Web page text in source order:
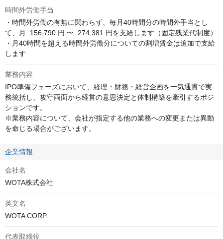
時間外労働手当
・時間外労働の有無に関わらず、毎月40時間分の時間外手当とし
て、月  156,790 円 〜  274,381 円を支給します（固定残業代制度）
・月40時間を超える時間外労働分についての割増賃金は追加で支給
します
業務内容
IPO準備フェーズにおいて、経理・財務・経営企画を一気通貫で実
務統括し、攻守両面から経営の意思決定と体制構築を牽引するポジ
ションです。
※業務内容について、会社が指定する他の業務への変更または異動
を命じる場合がございます。
企業情報
会社名
WOTA株式会社
英文名
WOTA CORP.
代表取締役